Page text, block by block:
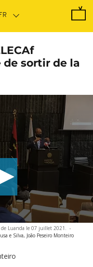
sortir de la
de Luanda le 07 juillet 2021. -
e Silva, João Peseiro Monteiro